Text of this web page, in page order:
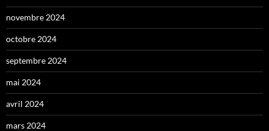
novembre 2024
octobre 2024
septembre 2024
mai 2024
avril 2024
mars 2024